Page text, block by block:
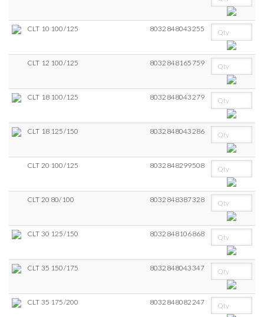
CLT 10 100/125 8032848043255
CLT 12 100/125 8032848165759
CLT 18 100/125 8032848043279
CLT 18 125/150 8032848043286
CLT 20 100/125 8032848299508
CLT 20 80/100 8032848387328
CLT 30 125/150 8032848106868
CLT 35 150/175 8032848043347
CLT 35 175/200 8032848082247